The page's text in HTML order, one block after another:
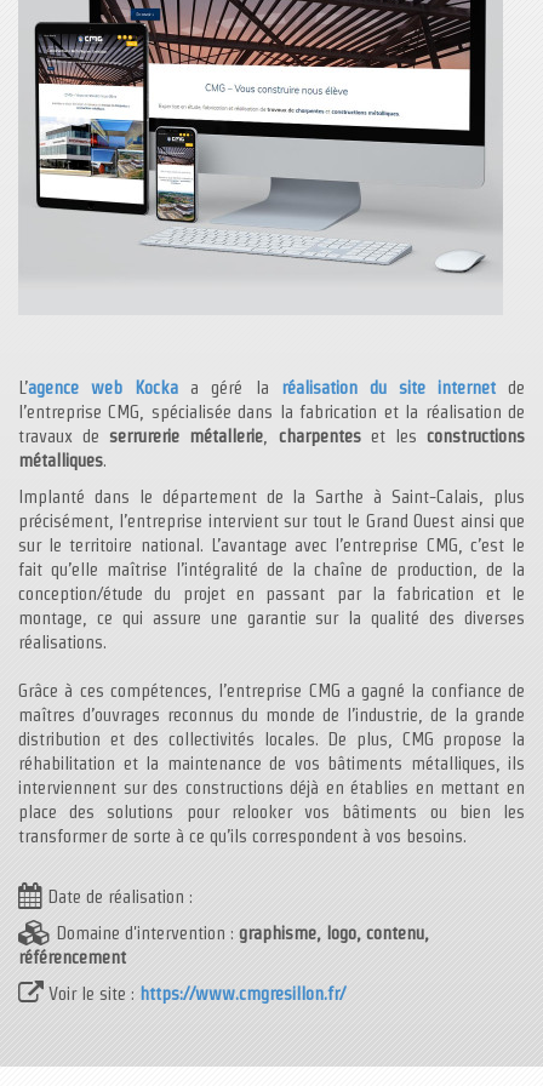
L’agence web Kocka a géré la réalisation du site internetde
l’entreprise CMG, spécialisée dans la fabrication et la réalisation de
travaux de serrurerie métallerie charpenteset lesconstructions
métalliques.
Implanté dans le département de la Sarthe à Saint-Calais, plus
précisément, l’entreprise intervient sur tout le Grand Ouest ainsi que
sur le territoire national. L’avantage avec l’entreprise CMG, c’est le
fait qu’elle maîtrise l’intégralité de la chaîne de production, de la
conception/étude du projet en passant par la fabrication et le
montage, ce qui assure une garantie sur la qualité des diverses
réalisations.
Grâce à ces compétences, l’entreprise CMG a gagné la confiance de
maîtres d’ouvrages reconnus du monde de l’industrie, de la grande
distribution et des collectivités locales. De plus, CMG propose la
réhabilitation et la maintenance de vos bâtiments métalliques, ils
interviennent sur des constructions déjà en établies en mettant en
place des solutions pour relooker vos bâtiments ou bien les
transformer de sorte à ce qu’ils correspondent à vos besoins.
Date de réalisation :
Domaine d'intervention : graphisme, logo, contenu,
référencement
Voir le site : https://www.cmgresillon.fr/